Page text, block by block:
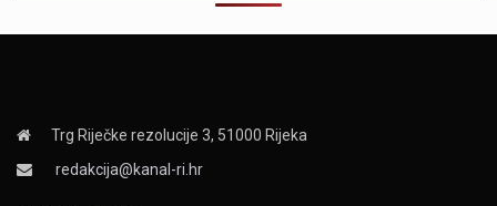
Trg Riječke rezolucije 3, 51000 Rijeka
redakcija@kanal-ri.hr